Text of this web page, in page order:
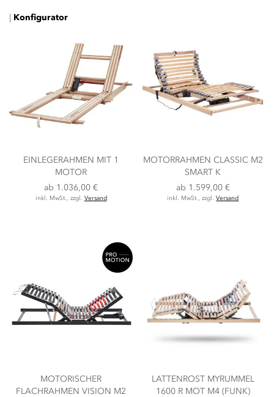
| Konfigurator
EINLEGERAHMEN MIT 1
MOTOR
ab 1.036,00 €
inkl. MwSt., zzgl. Versand
MOTORRAHMEN CLASSIC M2
SMART K
ab 1.599,00 €
inkl. MwSt., zzgl.Versand
MOTORISCHER
FLACHRAHMEN VISION M2
LATTENROST MYRUMMEL
1600 R MOT M4 (FUNK)